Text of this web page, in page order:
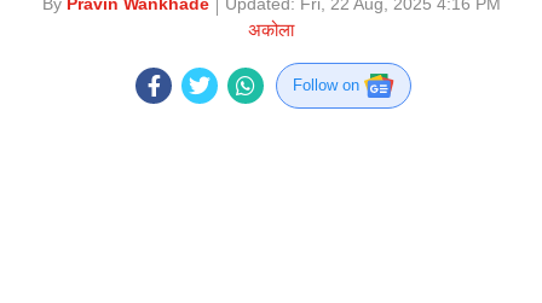
अकोला
Follow on